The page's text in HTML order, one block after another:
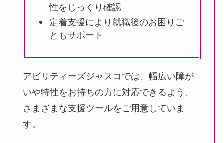
性をじっくり確認
定着支援により就職後のお困りご
ともサポート
アビリティーズジャスコでは、幅広い障が
いや特性をお持ちの方に対応できるよう、
さまざまな支援ツールをご用意していま
す。